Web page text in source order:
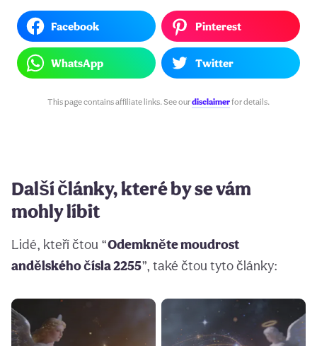
Facebook Pinterest
WhatsApp Twitter
This page contains affiliate links. See ourdisclaimerfor details.
Další články, které by se vám
mohly líbit
Lidé, kteří čtou “Odemkněte moudrost
andělského čísla 2255”, také čtou tyto články: